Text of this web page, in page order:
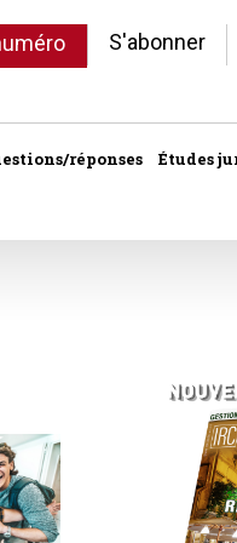
S'abonner
réponses Études